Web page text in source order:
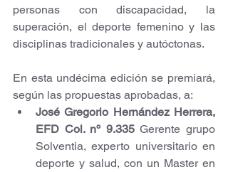
personas con discapacidad, la
superación, el deporte femenino y las
disciplinas tradicionales y autóctonas.
En esta undécima edición se premiará,
según las propuestas aprobadas, a:
José Gregorio Hernández Herrera,
EFD Col. nº 9.335 Gerente grupo
Solventia, experto universitario en
deporte y salud, con un Master en